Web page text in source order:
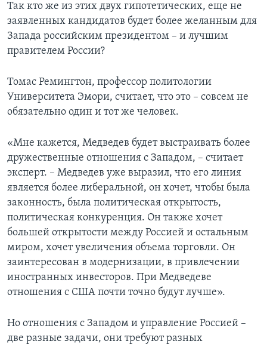
Так кто же из этих двух гипотетических, еще не
заявленных кандидатов будет более желанным для
Запада российским президентом – и лучшим
правителем России?
Томас Ремингтон, профессор политологии
Университета Эмори, считает, что это – совсем не
обязательно один и тот же человек.
«Мне кажется, Медведев будет выстраивать более
дружественные отношения с Западом, – считает
эксперт. – Медведев уже выразил, что его линия
является более либеральной, он хочет, чтобы была
законность, была политическая открытость,
политическая конкуренция. Он также хочет
большей открытости между Россией и остальным
миром, хочет увеличения объема торговли. Он
заинтересован в модернизации, в привлечении
иностранных инвесторов. При Медведеве
отношения с США почти точно будут лучше».
Но отношения с Западом и управление Россией –
две разные задачи, они требуют разных